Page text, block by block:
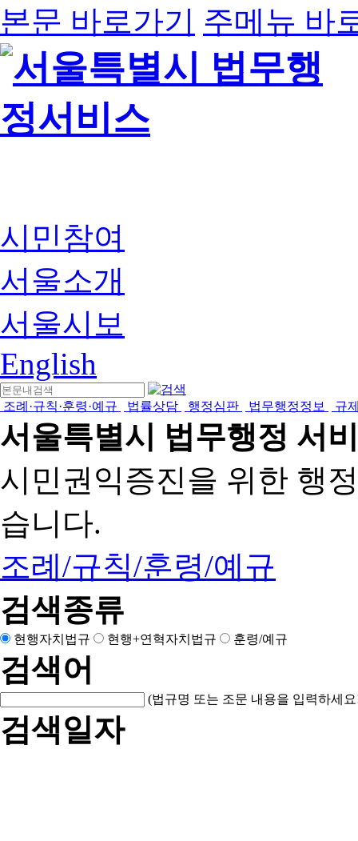
본문 바로가기 주메뉴 바
시민참여
서울소개
서울시보
English
조례·규칙·훈령·예규 법률상담 행정심판 법무행정정보 규
서울특별시 법무행정 서
시민권익증진을 위한 행
습니다.
조례/규칙/훈령/예규
검색종류
현행자치법규 현행+연혁자치법규 훈령/예규
검색어
(법규명 또는 조문 내용을 입력하세
검색일자